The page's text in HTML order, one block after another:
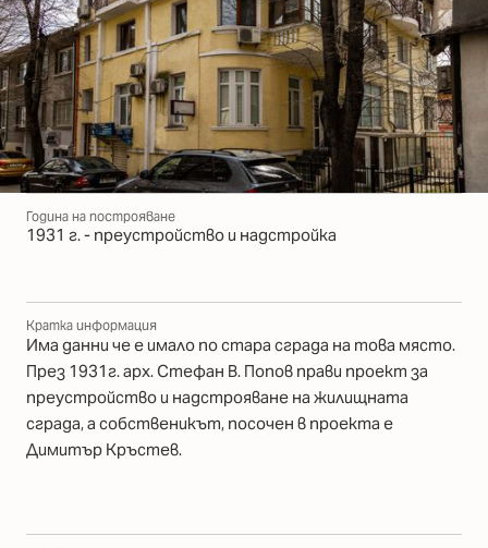
Година на построяване
1931 г. - преустройство и надстройка
Кратка информация
Има данни че е имало по стара сграда на това място.
През 1931г. арх. Стефан В. Попов прави проект за
преустройство и надстрояване на жилищната
сграда, а собственикът, посочен в проекта е
Димитър Кръстев.